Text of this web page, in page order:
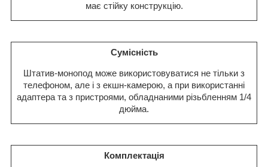
має стійку конструкцію.
Сумісність
Штатив-монопод може використовуватися не тільки з
телефоном, але і з екшн-камерою, а при використанні
адаптера та з пристроями, обладнаними різьбленням 1/4
дюйма.
Комплектація